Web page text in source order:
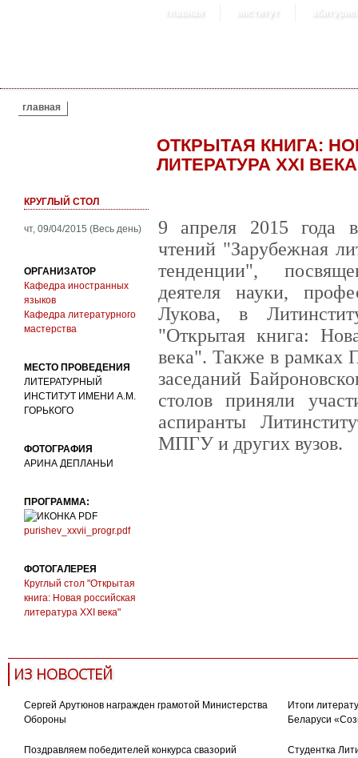
главная институт
ВЫ ЗДЕСЬ
главная
ОТКРЫТАЯ КНИГА:
ЛИТЕРАТУРА XXI ВЕКА
КРУГЛЫЙ СТОЛ
чт, 09/04/2015 (Весь день)
ОРГАНИЗАТОР
Кафедра иностранных
языков
Кафедра литературного
мастерства
МЕСТО ПРОВЕДЕНИЯ
ЛИТЕРАТУРНЫЙ
ИНСТИТУТ ИМЕНИ А.М.
ГОРЬКОГО
ФОТОГРАФИЯ
АРИНА ДЕПЛАНЬИ
ПРОГРАММА:
purishev_xxvii_progr.pdf
ФОТОГАЛЕРЕЯ
Круглый стол "Открытая
книга: Новая российская
литература XXI века"
9 апреля 2015 года
чтений "Зарубежная
тенденции",
деятеля науки,
Лукова, в
"Открытая книга:
века". Также в рамках
заседаний
столов приняли
аспиранты
МПГУ и других вузов.
ИЗ НОВОСТЕЙ
Сергей Арутюнов награжден грамотой Министерства
Обороны
Итоги
Беларуси
Поздравляем победителей конкурса свазорий
Студентка